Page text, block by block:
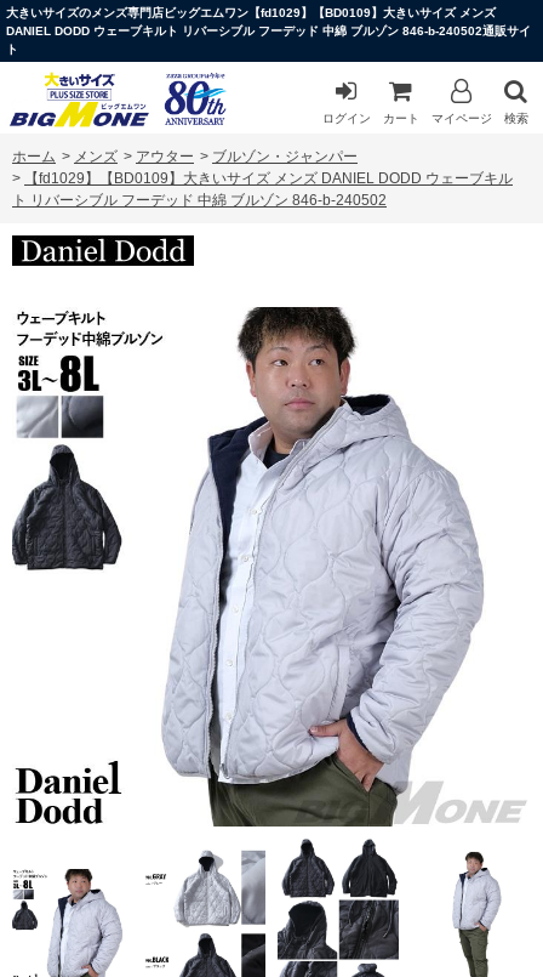
大きいサイズのメンズ専門店ビッグエムワン【fd1029】【BD0109】大きいサイズ メンズ
DANIEL DODD ウェーブキルト リバーシブル フーデッド 中綿 ブルゾン 846-b-240502通販サイ
ト
ログイン カート マイページ 検索
ホーム > メンズ > アウター > ブルゾン・ジャンパー
>
【fd1029】【BD0109】大きいサイズ メンズ DANIEL DODD ウェーブキル
ト リバーシブル フーデッド 中綿 ブルゾン 846-b-240502